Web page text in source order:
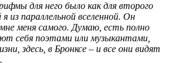
для него было как для второго
из параллельной вселенной. Он
меня самого. Думаю, есть полно
себя поэтами или музыкантами,
здесь, в Бронксе – и все они видят